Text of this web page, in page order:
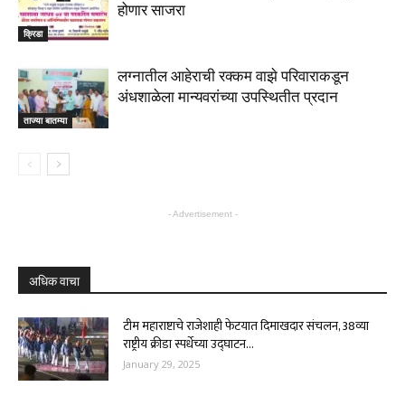
क्रिडा
होणार साजरा
ताज्या बातम्या
लग्नातील आहेराची रक्कम वाझे परिवाराकडून
अंधशाळेला मान्यवरांच्या उपस्थितीत प्रदान
- Advertisement -
अधिक वाचा
टीम महाराष्टाचे राजेशाही फेटयात दिमाखदार संचलन, 38व्या
राष्ट्रीय क्रीडा स्पर्धेच्या उद्घाटन...
January 29, 2025